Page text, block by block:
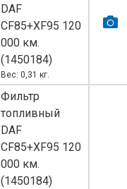
DAF
СF85+XF95 120
000 км.
(1450184)
Вес: 0,31 кг.
Фильтр
топливный
DAF
СF85+XF95 120
000 км.
(1450184)